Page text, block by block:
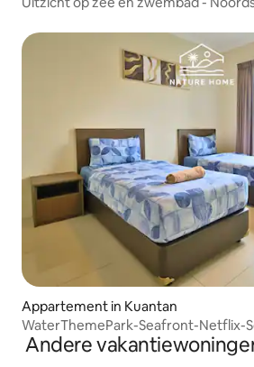
Appartement in Kuantan
WaterThemePark-Seafront-Netflix-
Andere